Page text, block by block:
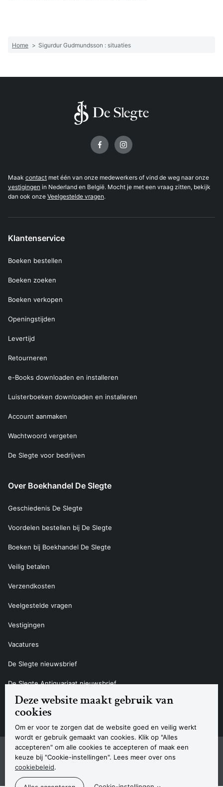
Deze website maakt gebruik van
cookies
Om er voor te zorgen dat de website goed en veilig werkt
wordt er gebruik gemaakt van cookies. Klik op "Alles
accepteren" om alle cookies te accepteren of maak een
keuze bij "Cookie-instellingen". Lees meer over ons
cookiebeleid.
Home > Sigurdur Gudmundsson : situaties
Maak contact met één van onze medewerkers of vind de weg naar onze
vestigingen in Nederland en België. Mocht je met een vraag zitten, bekijk
dan ook onze Veelgestelde vragen.
Klantenservice
Boeken bestellen
Boeken zoeken
Boeken verkopen
Openingstijden
Levertijd
Retourneren
e-Books downloaden en installeren
Luisterboeken downloaden en installeren
Account aanmaken
Wachtwoord vergeten
De Slegte voor bedrijven
Over Boekhandel De Slegte
Geschiedenis De Slegte
Voordelen bestellen bij De Slegte
Boeken bij Boekhandel De Slegte
Veilig betalen
Verzendkosten
Veelgestelde vragen
Vestigingen
Vacatures
De Slegte nieuwsbrief
De Slegte Antiquariaat nieuwsbrief
Contact
Navigatie
SitemapPrivacyverklaring CookieverklaringAlgemene voorwaardenDisclaimer
Contact